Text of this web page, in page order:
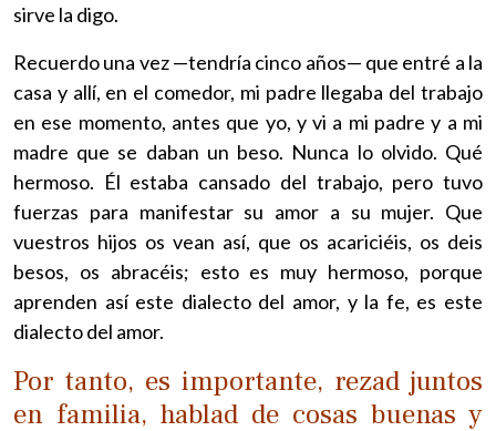
sirve la digo.
Recuerdo una vez —tendría cinco años— que entré a la
casa y allí, en el comedor, mi padre llegaba del trabajo
en ese momento, antes que yo, y vi a mi padre y a mi
madre que se daban un beso. Nunca lo olvido. Qué
hermoso. Él estaba cansado del trabajo, pero tuvo
fuerzas para manifestar su amor a su mujer. Que
vuestros hijos os vean así, que os acariciéis, os deis
besos, os abracéis; esto es muy hermoso, porque
aprenden así este dialecto del amor, y la fe, es este
dialecto del amor.
Por tanto, es importante, rezad juntos
en familia, hablad de cosas buenas y